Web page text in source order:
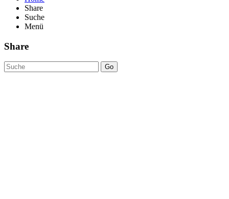
Share
Suche
Menü
Share
Go